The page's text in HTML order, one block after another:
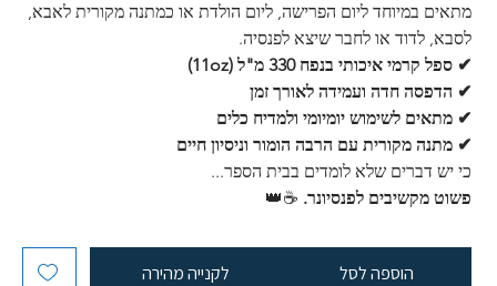
מתאים במיוחד ליום הפרישה, ליום הולדת או כמתנה מקורית לאבא,
לסבא, לדוד או לחבר שיצא לפנסיה.
✔ ספל קרמי איכותי בנפח 330 מ"ל (11oz)
✔ הדפסה חדה ועמידה לאורך זמן
✔ מתאים לשימוש יומיומי ולמדיח כלים
✔ מתנה מקורית עם הרבה הומור וניסיון חיים
כי יש דברים שלא לומדים בבית הספר...
פשוט מקשיבים לפנסיונר. ☕👑
הוספה לסל לקנייה מהירה